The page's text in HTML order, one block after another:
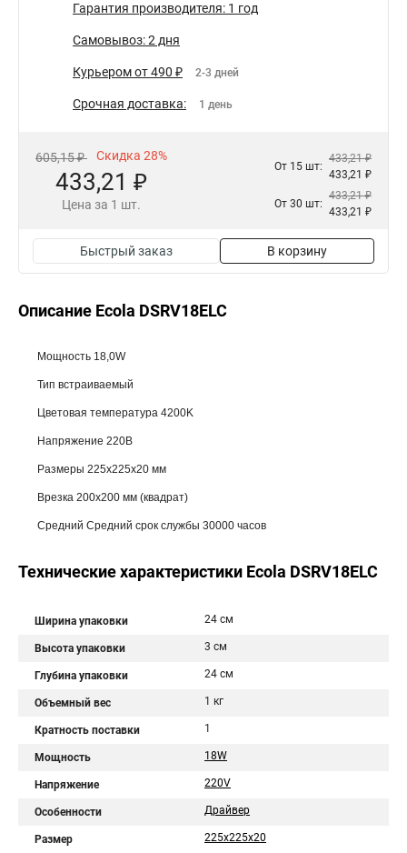
Гарантия производителя: 1 год
Самовывоз: 2 дня
Курьером от 490 ₽ 2-3 дней
Срочная доставка: 1 день
605,15 ₽ Скидка 28%
433,21 ₽
Цена за 1 шт.
От 15 шт:
433,21 ₽
433,21 ₽
От 30 шт:
433,21 ₽
433,21 ₽
Быстрый заказ В корзину
Описание Ecola DSRV18ELC
Мощность 18,0W
Тип встраиваемый
Цветовая температура 4200K
Напряжение 220В
Размеры 225x225x20 мм
Врезка 200х200 мм (квадрат)
Средний Средний срок службы 30000 часов
Технические характеристики Ecola DSRV18ELC
Ширина упаковки 24 см
Высота упаковки 3 см
Глубина упаковки 24 см
Объемный вес 1 кг
Кратность поставки 1
Мощность 18W
Напряжение 220V
Особенности Драйвер
Размер 225x225x20